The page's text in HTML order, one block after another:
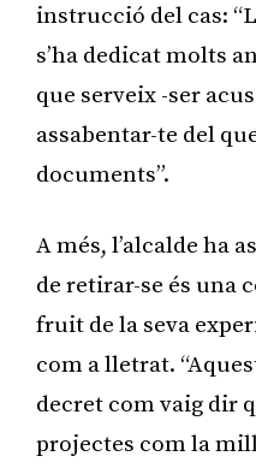
instrucció del cas:
s’ha dedicat molts
que serveix -ser
assabentar-te del
documents”.
A més, l’alcalde ha
de retirar-se és una
fruit de la seva
com a lletrat.
decret com vaig dir
projectes com la